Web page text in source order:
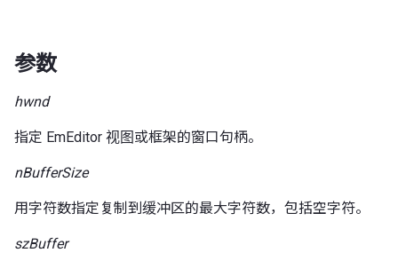
参数
hwnd
指定 EmEditor 视图或框架的窗口句柄。
nBufferSize
用字符数指定复制到缓冲区的最大字符数，包括空字符。
szBuffer